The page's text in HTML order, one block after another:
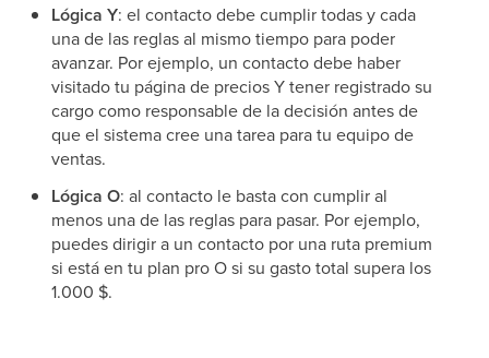
Lógica Y: el contacto debe cumplir todas y cada
una de las reglas al mismo tiempo para poder
avanzar. Por ejemplo, un contacto debe haber
visitado tu página de precios Y tener registrado su
cargo como responsable de la decisión antes de
que el sistema cree una tarea para tu equipo de
ventas.
Lógica O: al contacto le basta con cumplir al
menos una de las reglas para pasar. Por ejemplo,
puedes dirigir a un contacto por una ruta premium
si está en tu plan pro O si su gasto total supera los
1.000 $.